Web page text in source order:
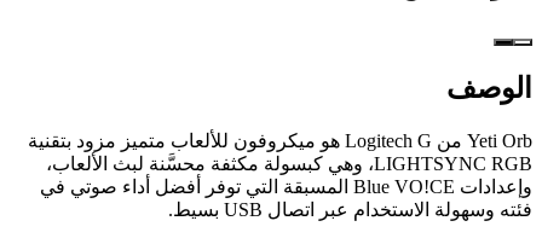
الوصف
Yeti Orb من Logitech G هو ميكروفون للألعاب متميز مزود بتقنية
LIGHTSYNC RGB، وهي كبسولة مكثفة محسَّنة لبث الألعاب،
وإعدادات Blue VO!CE المسبقة التي توفر أفضل أداء صوتي في
فئته وسهولة الاستخدام عبر اتصال USB بسيط.